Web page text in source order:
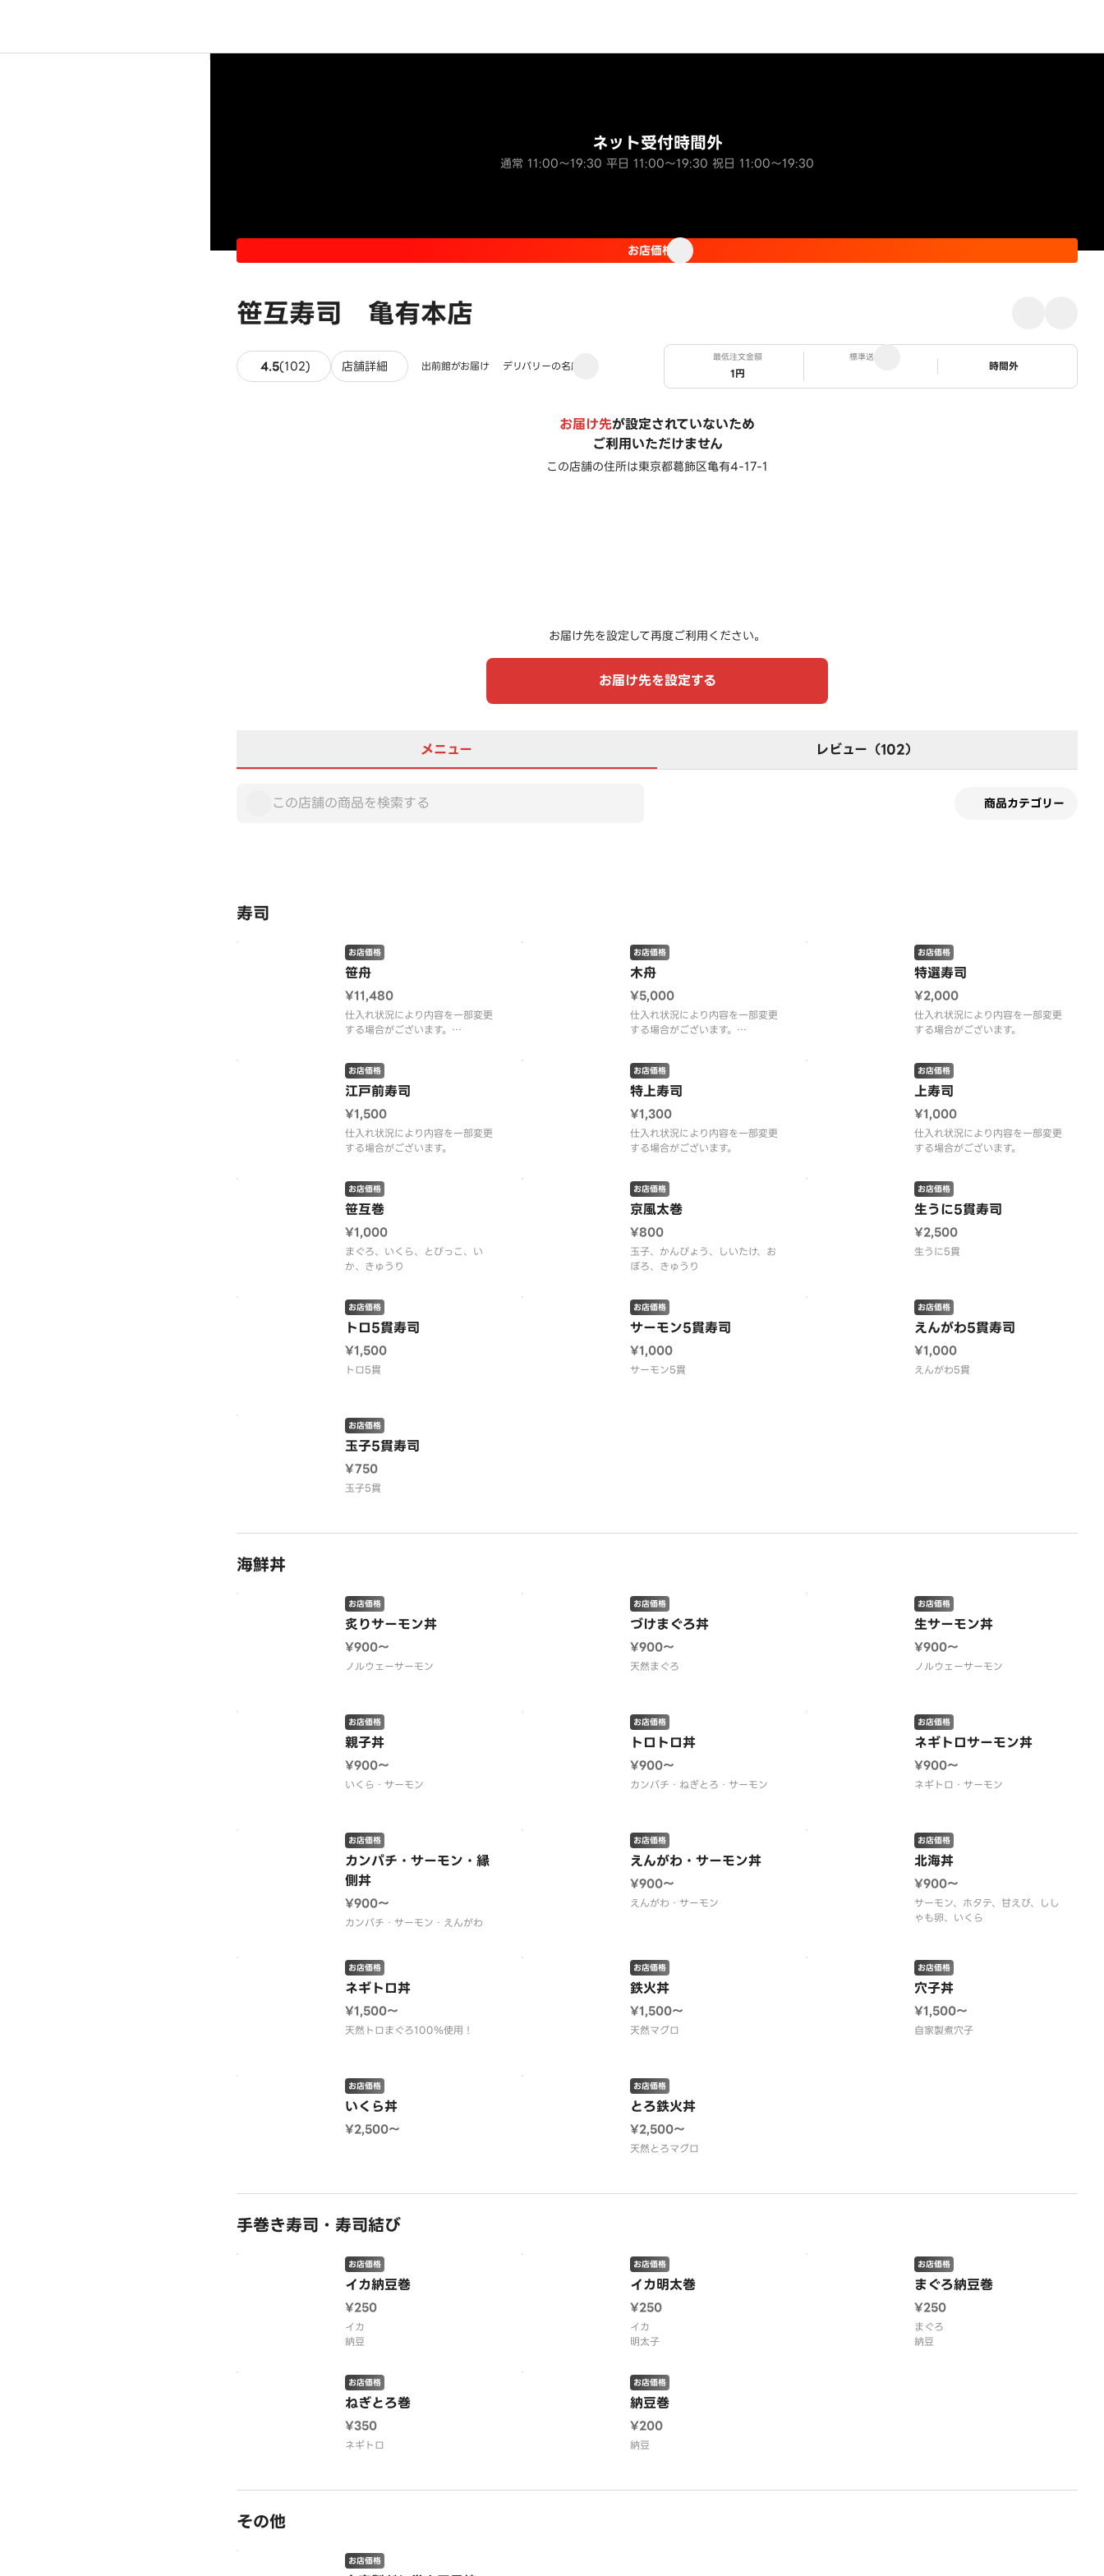
笹互寿司 亀有本店
ネット受付時間外
通常 11:00～19:30 平日 11:00～19:30 祝日 11:00～19:30
お店価格
4.5(102) 102件のレビュー
店舗詳細 出前館がお届け デリバリーの名店
最低注文金額
1円
標準送料
ステータス
時間外
お届け先が設定されていないため
ご利用いただけません
この店舗の住所は東京都葛飾区亀有4-17-1
お届け先を設定して再度ご利用ください。
お届け先を設定する
メニュー レビュー（102）
商品カテゴリー
寿司
笹舟
お店価格
¥11,480
仕入れ状況により内容を一部変更
する場合がございます。
の提供となります。
木舟
お店価格
¥5,000
仕入れ状況により内容を一部変更
する場合がございます。
の提供となります。
特選寿司
お店価格
¥2,000
仕入れ状況により内容を一部変更
する場合がございます。
江戸前寿司
お店価格
¥1,500
仕入れ状況により内容を一部変更
する場合がございます。
特上寿司
お店価格
¥1,300
仕入れ状況により内容を一部変更
上寿司
お店価格
¥1,000
仕入れ状況により内容を一部変更
する場合がございます。
笹互巻
お店価格
¥1,000
まぐろ、いくら、とびっこ、い
か、きゅうり
京風太巻
お店価格
¥800
玉子、かんぴょう、しいたけ、お
ぼろ、きゅうり
生うに5貫寿司
お店価格
¥2,500
生うに5貫
トロ5貫寿司
お店価格
¥1,500
トロ5貫
サーモン5貫寿司
お店価格
¥1,000
サーモン5貫
えんがわ5貫寿司
お店価格
¥1,000
えんがわ5貫
玉子5貫寿司
お店価格
¥750
玉子5貫
海鮮丼
炙りサーモン丼
お店価格
¥900〜
ノルウェーサーモン
づけまぐろ丼
お店価格
¥900〜
天然まぐろ
生サーモン丼
お店価格
¥900〜
ノルウェーサーモン
親子丼
お店価格
¥900〜
いくら・サーモン
トロトロ丼
お店価格
¥900〜
カンパチ・ねぎとろ・サーモン
ネギトロサーモン丼
お店価格
¥900〜
ネギトロ・サーモン
カンパチ・サーモン・縁
側丼
お店価格
¥900〜
カンパチ・サーモン・えんがわ
えんがわ・サーモン丼
お店価格
¥900〜
えんがわ・サーモン
北海丼
お店価格
¥900〜
サーモン、ホタテ、甘えび、しし
ゃも卵、いくら
ネギトロ丼
お店価格
¥1,500〜
天然トロまぐろ100％使用！
鉄火丼
お店価格
¥1,500〜
天然マグロ
穴子丼
お店価格
¥1,500〜
自家製煮穴子
いくら丼
お店価格
¥2,500〜
とろ鉄火丼
お店価格
¥2,500〜
天然とろマグロ
手巻き寿司・寿司結び
イカ納豆巻
お店価格
¥250
イカ
納豆
イカ明太巻
お店価格
¥250
イカ
明太子
まぐろ納豆巻
お店価格
¥250
まぐろ
納豆
ねぎとろ巻
お店価格
¥350
ネギトロ
納豆巻
お店価格
¥200
納豆
その他
お店価格